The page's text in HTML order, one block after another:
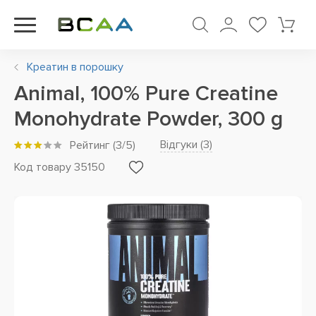
Креатин в порошку
Animal, 100% Pure Creatine
Monohydrate Powder, 300 g
Рейтинг (3/5) Відгуки (3)
Код товару 35150